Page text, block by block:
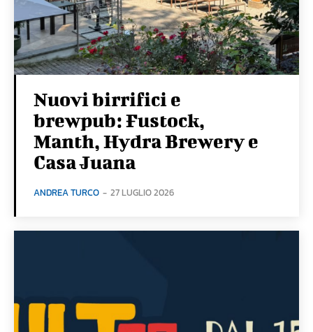
Nuovi birrifici e
brewpub: Fustock,
Manth, Hydra Brewery e
Casa Juana
ANDREA TURCO - 27 LUGLIO 2026